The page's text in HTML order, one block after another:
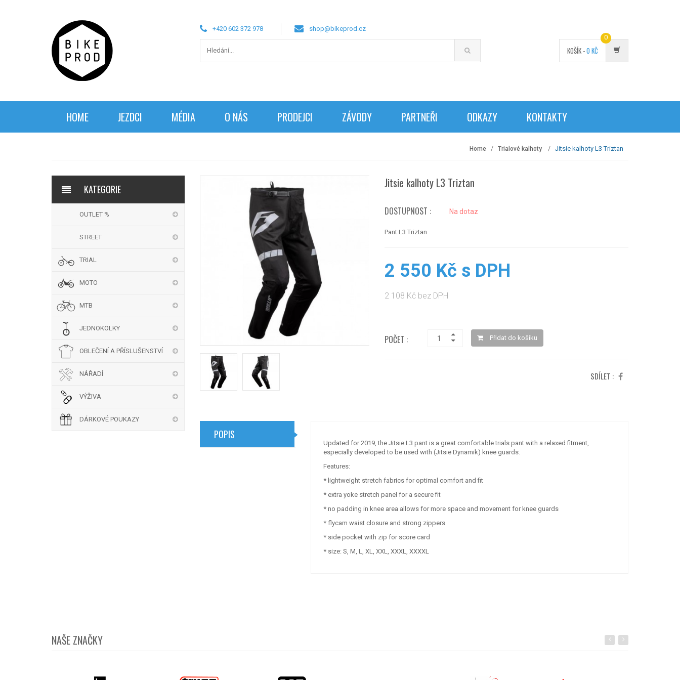
+420 602 372 978 shop@bikeprod.cz
KOŠÍK -0 KČ
0
HOME JEZDCI MÉDIA O NÁS PRODEJCI ZÁVODY PARTNEŘI ODKAZY KONTAKTY
Home Trialové kalhoty Jitsie kalhoty L3 Triztan
KATEGORIE
OUTLET %
STREET
TRIAL
MOTO
MTB
JEDNOKOLKY
OBLEČENÍ A PŘÍSLUŠENSTVÍ
NÁŘADÍ
VÝŽIVA
DÁRKOVÉ POUKAZY
Jitsie kalhoty L3 Triztan
DOSTUPNOST : Na dotaz
Pant L3 Triztan
2 550 Kč s DPH
2 108 Kč bez DPH
POČET : Přidat do košíku
SDÍLET :
POPIS
Updated for 2019, the Jitsie L3 pant is a great comfortable trials pant with a relaxed fitment,
especially developed to be used with (Jitsie Dynamik) knee guards.
Features:
* lightweight stretch fabrics for optimal comfort and fit
* extra yoke stretch panel for a secure fit
* no padding in knee area allows for more space and movement for knee guards
* flycam waist closure and strong zippers
* side pocket with zip for score card
* size: S, M, L, XL, XXL, XXXL, XXXXL
NAŠE ZNAČKY